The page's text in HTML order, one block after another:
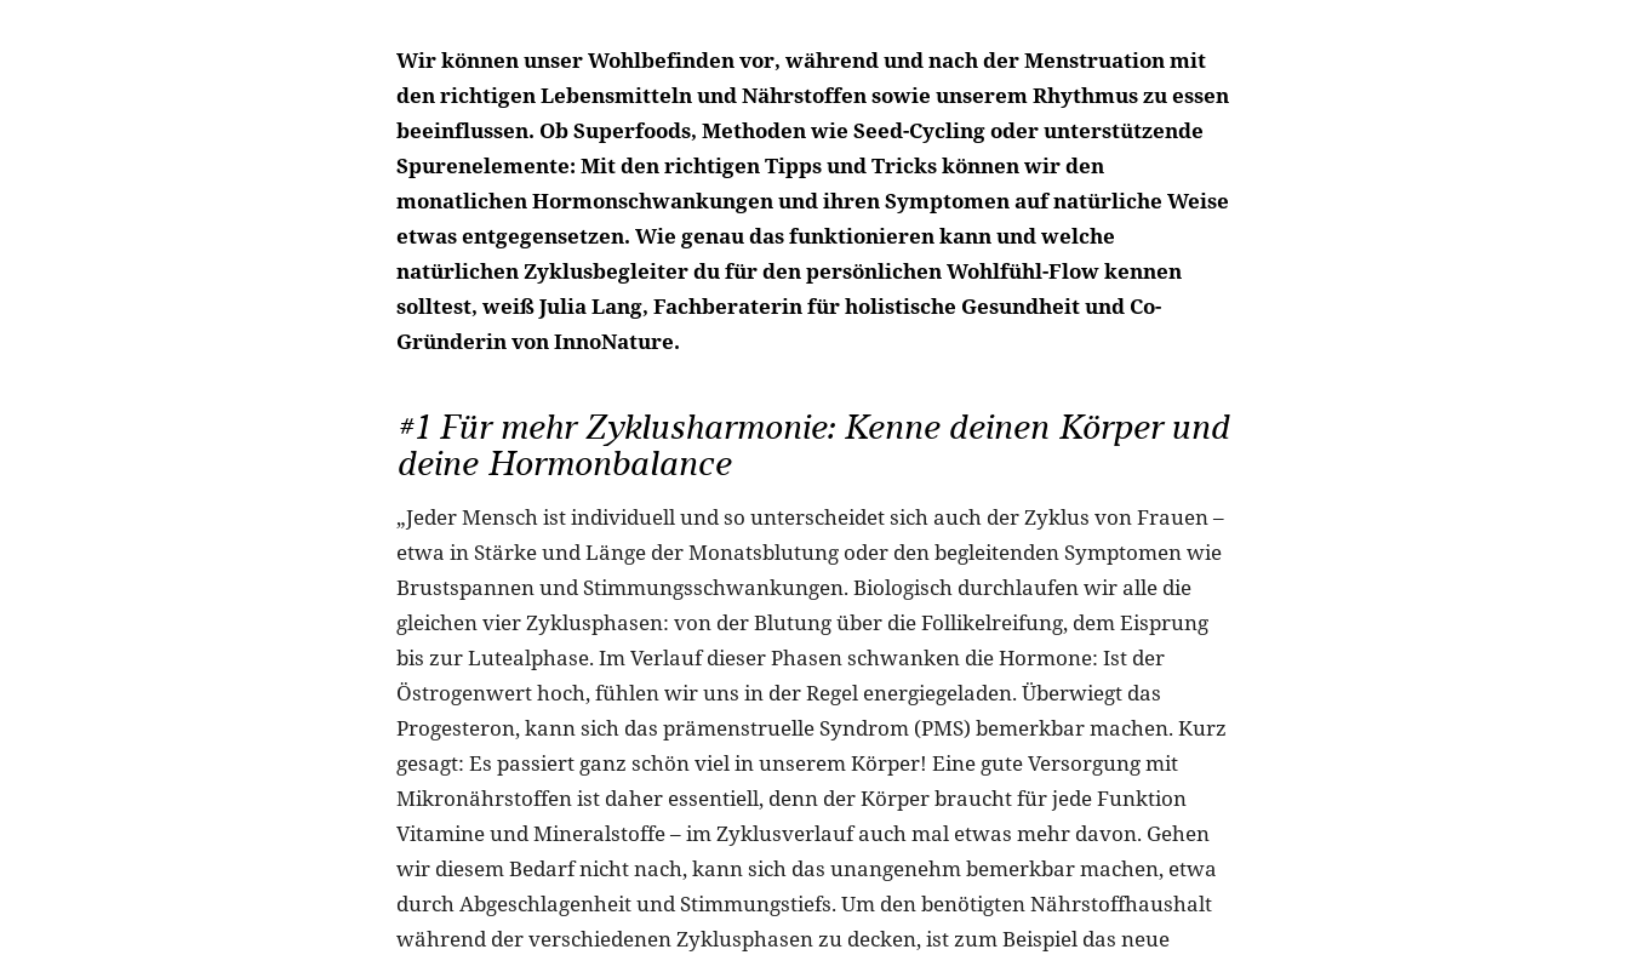
Wir können unser Wohlbefinden vor, während und nach der Menstruation mit
den richtigen Lebensmitteln und Nährstoffen sowie unserem Rhythmus zu essen
beeinflussen. Ob Superfoods, Methoden wie Seed-Cycling oder unterstützende
Spurenelemente: Mit den richtigen Tipps und Tricks können wir den
monatlichen Hormonschwankungen und ihren Symptomen auf natürliche Weise
etwas entgegensetzen. Wie genau das funktionieren kann und welche
natürlichen Zyklusbegleiter du für den persönlichen Wohlfühl-Flow kennen
solltest, weiß Julia Lang, Fachberaterin für holistische Gesundheit und Co-
Gründerin von InnoNature.
#1 Für mehr Zyklusharmonie: Kenne deinen Körper und
deine Hormonbalance
„Jeder Mensch ist individuell und so unterscheidet sich auch der Zyklus von Frauen –
etwa in Stärke und Länge der Monatsblutung oder den begleitenden Symptomen wie
Brustspannen und Stimmungsschwankungen. Biologisch durchlaufen wir alle die
gleichen vier Zyklusphasen: von der Blutung über die Follikelreifung, dem Eisprung
bis zur Lutealphase. Im Verlauf dieser Phasen schwanken die Hormone: Ist der
Östrogenwert hoch, fühlen wir uns in der Regel energiegeladen. Überwiegt das
Progesteron, kann sich das prämenstruelle Syndrom (PMS) bemerkbar machen. Kurz
gesagt: Es passiert ganz schön viel in unserem Körper! Eine gute Versorgung mit
Mikronährstoffen ist daher essentiell, denn der Körper braucht für jede Funktion
Vitamine und Mineralstoffe – im Zyklusverlauf auch mal etwas mehr davon. Gehen
wir diesem Bedarf nicht nach, kann sich das unangenehm bemerkbar machen, etwa
durch Abgeschlagenheit und Stimmungstiefs. Um den benötigten Nährstoffhaushalt
während der verschiedenen Zyklusphasen zu decken, ist zum Beispiel das neue